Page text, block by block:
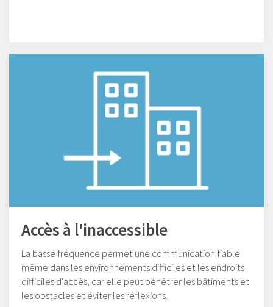
Accès à l'inaccessible
La basse fréquence permet une communication fiable
même dans les environnements difficiles et les endroits
difficiles d'accès, car elle peut pénétrer les bâtiments et
les obstacles et éviter les réflexions.